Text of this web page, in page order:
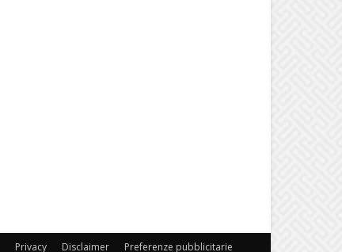
Privacy Disclaimer Preferenze pubblicitarie